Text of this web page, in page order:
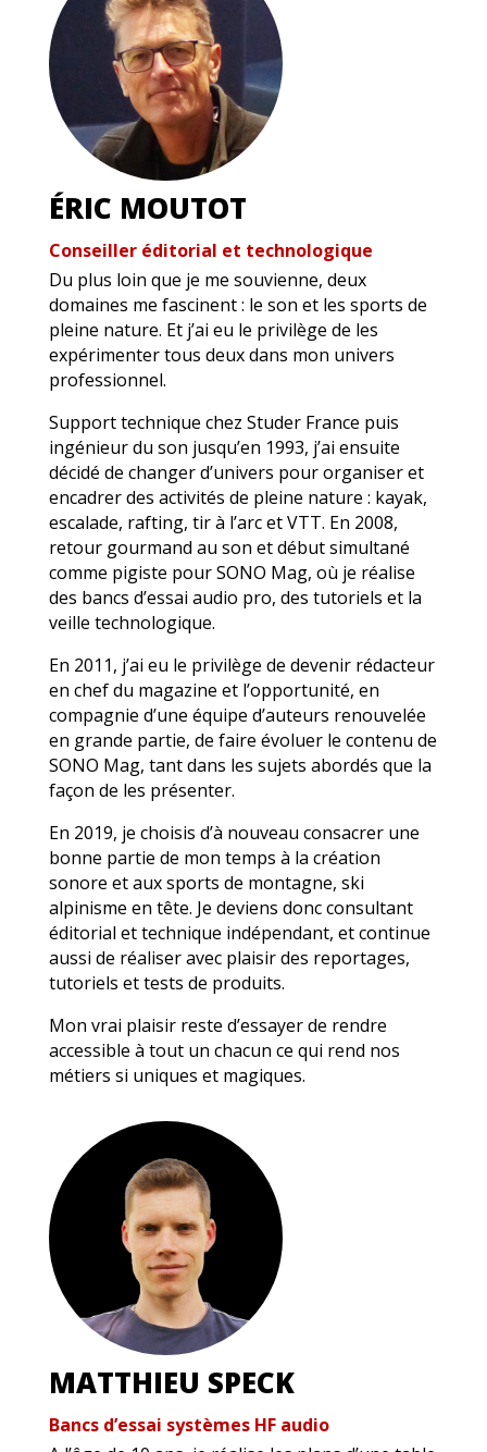
ÉRIC MOUTOT
Conseiller éditorial et technologique
Du plus loin que je me souvienne, deux
domaines me fascinent : le son et les sports de
pleine nature. Et j’ai eu le privilège de les
expérimenter tous deux dans mon univers
professionnel.
Support technique chez Studer France puis
ingénieur du son jusqu’en 1993, j’ai ensuite
décidé de changer d’univers pour organiser et
encadrer des activités de pleine nature : kayak,
escalade, rafting, tir à l’arc et VTT. En 2008,
retour gourmand au son et début simultané
comme pigiste pour SONO Mag, où je réalise
des bancs d’essai audio pro, des tutoriels et la
veille technologique.
En 2011, j’ai eu le privilège de devenir rédacteur
en chef du magazine et l’opportunité, en
compagnie d’une équipe d’auteurs renouvelée
en grande partie, de faire évoluer le contenu de
SONO Mag, tant dans les sujets abordés que la
façon de les présenter.
En 2019, je choisis d’à nouveau consacrer une
bonne partie de mon temps à la création
sonore et aux sports de montagne, ski
alpinisme en tête. Je deviens donc consultant
éditorial et technique indépendant, et continue
aussi de réaliser avec plaisir des reportages,
tutoriels et tests de produits.
Mon vrai plaisir reste d’essayer de rendre
accessible à tout un chacun ce qui rend nos
métiers si uniques et magiques.
MATTHIEU SPECK
Bancs d’essai systèmes HF audio